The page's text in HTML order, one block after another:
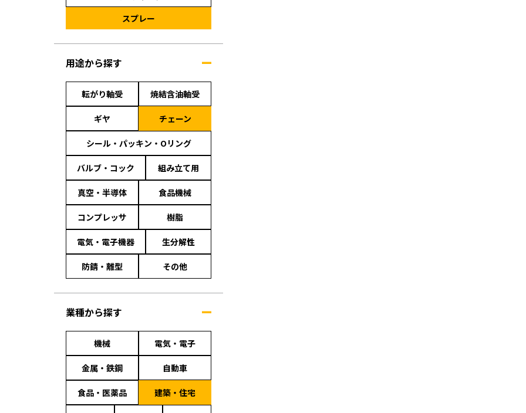
スプレー
用途から探す
転がり軸受 焼結含油軸受
ギヤ チェーン
シール・パッキン・Oリング
バルブ・コック 組み立て用
真空・半導体 食品機械
コンプレッサ 樹脂
電気・電子機器 生分解性
防錆・離型 その他
業種から探す
機械 電気・電子
金属・鉄鋼 自動車
食品・医薬品 建築・住宅